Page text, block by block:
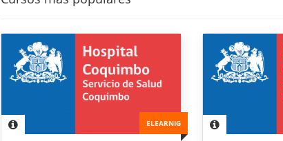
ELEARNIG